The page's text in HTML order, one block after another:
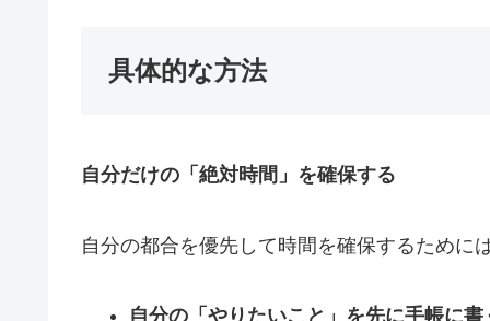
具体的な方法
自分だけの「絶対時間」を確保する
自分の都合を優先して時間を確保するために
自分の「やりたいこと」を先に手帳に書